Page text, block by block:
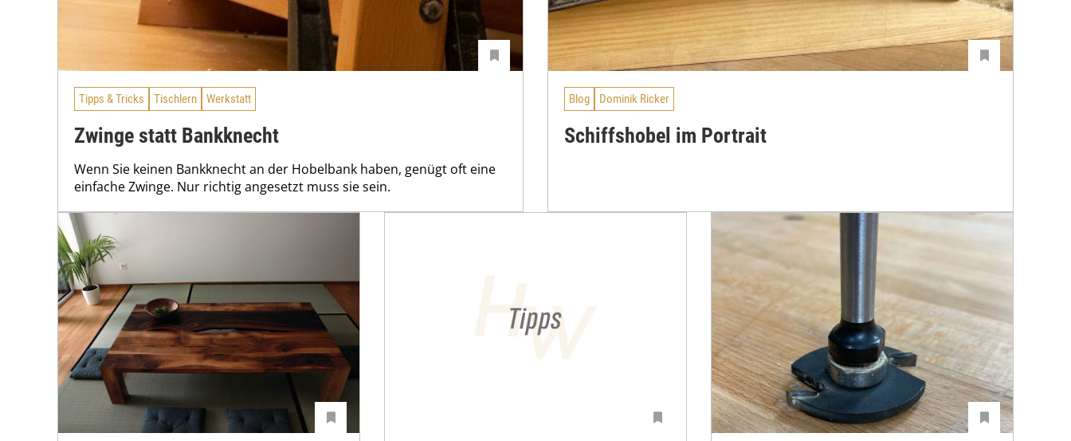
Tipps & Tricks Tischlern Werkstatt
Zwinge statt Bankknecht
Wenn Sie keinen Bankknecht an der Hobelbank haben, genügt oft eine
einfache Zwinge. Nur richtig angesetzt muss sie sein.
Blog Dominik Ricker
Schiffshobel im Portrait